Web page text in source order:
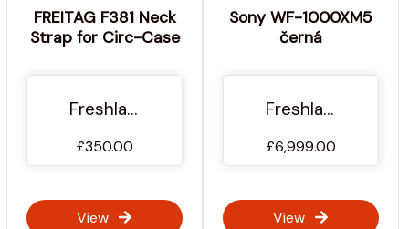
FREITAG F381 Neck
Strap for Circ-Case
Freshlabels.cz
£350.00
View
Sony WF-1000XM5
černá
Freshlabels.cz
£6,999.00
View